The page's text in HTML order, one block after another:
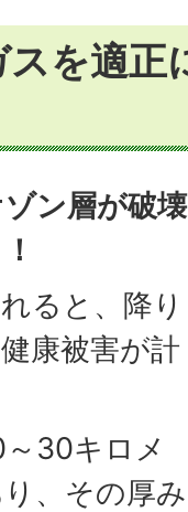
を適正
ン層が破壊
ると、降り
康被害が計
30キロメ
、その厚み